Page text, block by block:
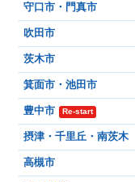
守口市・門真市
吹田市
茨木市
箕面市・池田市
豊中市 Re-start
摂津・千里丘・南茨木
高槻市